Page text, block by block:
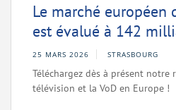
Le marché européen
est évalué à 142
25 MARS 2026 STRASBOURG
Téléchargez dès à présent notre
télévision et la VoD en Europe !